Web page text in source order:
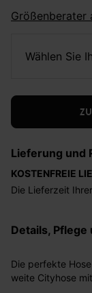
Größenberater
Wählen Sie
Lieferung und
KOSTENFREIE
Die Lieferzeit
betragen 2,95
Sie haben das
Details,
Die perfekte
weite Cityhose